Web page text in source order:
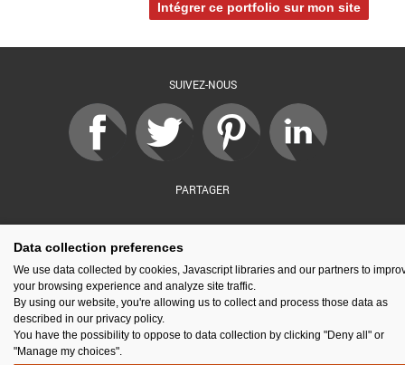
Intégrer ce portfolio sur mon site
SUIVEZ-NOUS
PARTAGER
par : Financé par :
Espace presse Kit de communication
Mentions légales
Data collection preferences
We use data collected by cookies, Javascript libraries and our partners to
your browsing experience and analyze site traffic.
By using our website, you're allowing us to collect and process those data as
described in our privacy policy.
You have the possibility to oppose to data collection by clicking "Deny all" or
"Manage my choices".